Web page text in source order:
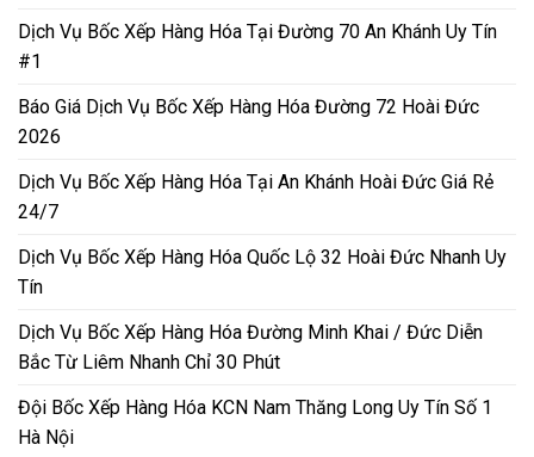
Dịch Vụ Bốc Xếp Hàng Hóa Tại Đường 70 An Khánh Uy Tín
#1
Báo Giá Dịch Vụ Bốc Xếp Hàng Hóa Đường 72 Hoài Đức
2026
Dịch Vụ Bốc Xếp Hàng Hóa Tại An Khánh Hoài Đức Giá Rẻ
24/7
Dịch Vụ Bốc Xếp Hàng Hóa Quốc Lộ 32 Hoài Đức Nhanh Uy
Tín
Dịch Vụ Bốc Xếp Hàng Hóa Đường Minh Khai / Đức Diễn
Bắc Từ Liêm Nhanh Chỉ 30 Phút
Đội Bốc Xếp Hàng Hóa KCN Nam Thăng Long Uy Tín Số 1
Hà Nội